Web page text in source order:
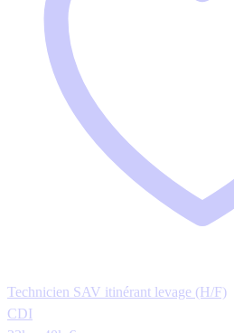
Technicien SAV itinérant levage (H/F)
CDI